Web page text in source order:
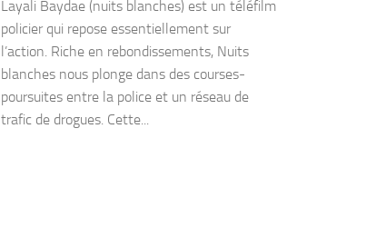
Layali Baydae (nuits blanches) est un téléfilm
policier qui repose essentiellement sur
l’action. Riche en rebondissements, Nuits
blanches nous plonge dans des courses-
poursuites entre la police et un réseau de
trafic de drogues. Cette...